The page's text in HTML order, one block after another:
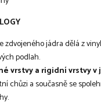
zdvojeného jádra dělá z
podlah.
vrstvy a rigidní vrstvy
chůzi a současně se